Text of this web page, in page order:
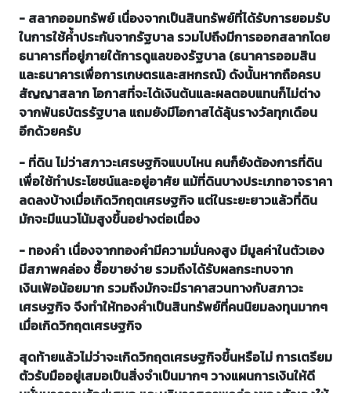
- สลากออมทรัพย์ เนื่องจากเป็นสินทรัพย์ที่ได้รับการยอมรับ
ในการใช้ค้ำประกันจากรัฐบาล รวมไปถึงมีการออกสลากโดย
ธนาคารที่อยู่ภายใต้การดูแลของรัฐบาล (ธนาคารออมสิน
และธนาคารเพื่อการเกษตรและสหกรณ์) ดังนั้นหากถือครบ
สัญญาสลาก โอกาสที่จะได้เงินต้นและผลตอบแทนก็ไม่ต่าง
จากพันธบัตรรัฐบาล แถมยังมีโอกาสได้ลุ้นรางวัลทุกเดือน
อีกด้วยครับ
- ที่ดิน ไม่ว่าสภาวะเศรษฐกิจแบบไหน คนก็ยังต้องการที่ดิน
เพื่อใช้ทำประโยชน์และอยู่อาศัย แม้ที่ดินบางประเภทอาจราคา
ลดลงบ้างเมื่อเกิดวิกฤตเศรษฐกิจ แต่ในระยะยาวแล้วที่ดิน
มักจะมีแนวโน้มสูงขึ้นอย่างต่อเนื่อง
- ทองคำ เนื่องจากทองคำมีความมั่นคงสูง มีมูลค่าในตัวเอง
มีสภาพคล่อง ซื้อขายง่าย รวมถึงได้รับผลกระทบจาก
เงินเฟ้อน้อยมาก รวมถึงมักจะมีราคาสวนทางกับสภาวะ
เศรษฐกิจ จึงทำให้ทองคำเป็นสินทรัพย์ที่คนนิยมลงทุนมากๆ
เมื่อเกิดวิกฤตเศรษฐกิจ
สุดท้ายแล้วไม่ว่าจะเกิดวิกฤตเศรษฐกิจขึ้นหรือไม่ การเตรียม
ตัวรับมืออยู่เสมอเป็นสิ่งจำเป็นมากๆ วางแผนการเงินให้ดี